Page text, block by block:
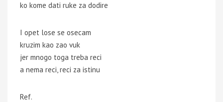
ko kome dati ruke za dodire
I opet lose se osecam
kruzim kao zao vuk
jer mnogo toga treba reci
a nema reci, reci za istinu
Ref.